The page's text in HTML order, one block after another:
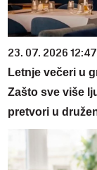
23. 07. 2026 12:47
Letnje večeri u
Zašto sve više
pretvori u